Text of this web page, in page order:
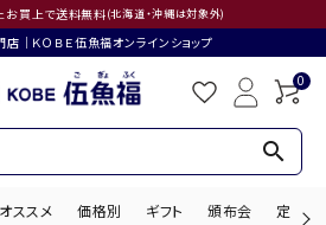
買上で送料無料(北海道・沖縄は対象外)
│ＫＯＢＥ伍魚福オンラインショップ
0
search
ススメ 価格別 ギフト 頒布会 定期購